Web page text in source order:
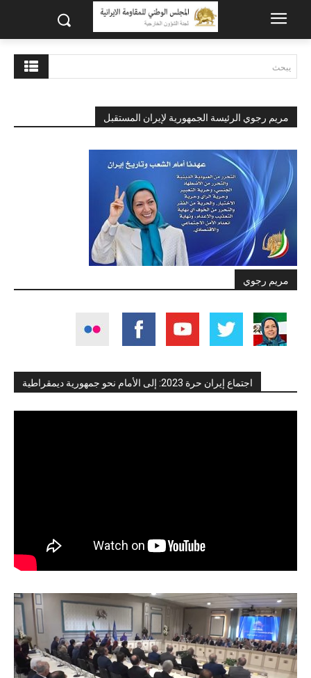
يبحث
مريم رجوي الرئيسة الجمهورية لإيران المستقبل
مريم رجوي
اجتماع إيران حرة 2023: إلى الأمام نحو جمهورية ديمقراطية